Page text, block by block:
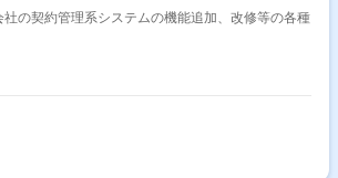
の契約管理系システムの機能追加、改修等の各種